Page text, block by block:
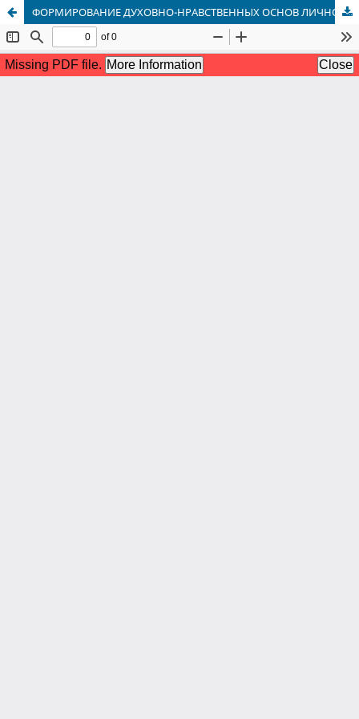
ФОРМИРОВАНИЕ ДУХОВНО-НРАВСТВЕННЫХ ОСНОВ ЛИЧНОСТИ РЕБЕНКА СТАРШЕГО ДОШКОЛЬНОГО ВОЗРАСТА